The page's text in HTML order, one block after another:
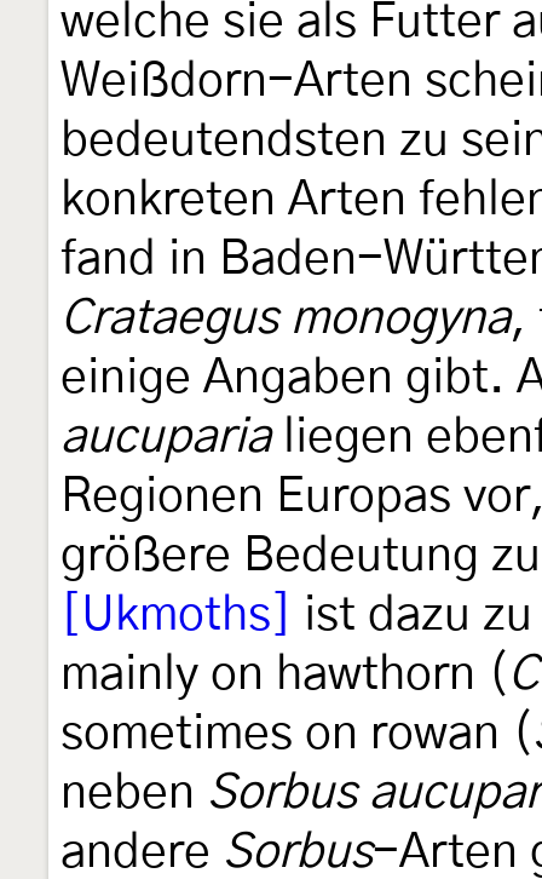
welche sie als Futter
Weißdorn-Arten
bedeutendsten zu
konkreten Arten
fand in Baden-
Crataegus monogyna,
einige Angaben gibt.
aucuparialiegen
Regionen Europas
größere Bedeutung
[Ukmoths]
ist dazu
mainly on hawthorn (
sometimes on rowan (
neben Sorbus
andere Sorbus-Arten